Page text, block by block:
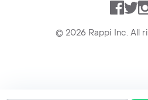
© 2026 Rappi Inc. All